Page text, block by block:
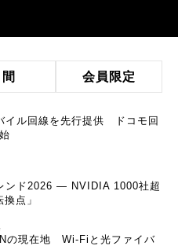
間 会員限定
イル回線を先行提供 ドコモ回
ンド2026 ― NVIDIA 1000社超
点」
の現在地 Wi-Fiと光ファイバ